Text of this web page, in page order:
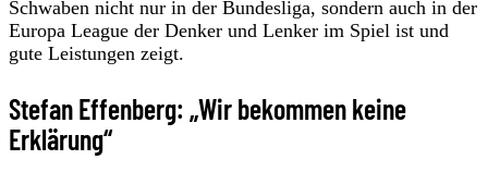
Schwaben nicht nur in der Bundesliga, sondern auch in der
Europa League der Denker und Lenker im Spiel ist und
gute Leistungen zeigt.
Stefan Effenberg: „Wir bekommen keine
Erklärung“